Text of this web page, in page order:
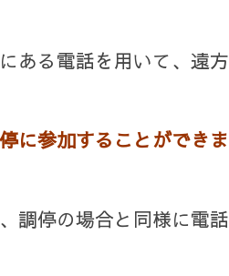
ある電話を用いて、遠方
に参加することができま
調停の場合と同様に電話